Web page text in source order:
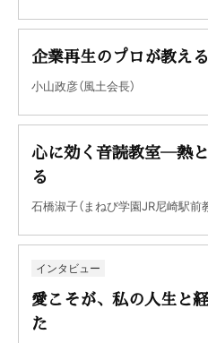
企業再生のプロが教え
小山政彦（風土会長）
心に効く音読教室―熱
る
石橋淑子（まねび学園JR尼崎駅前
インタビュー
愛こそが、私の人生と
た